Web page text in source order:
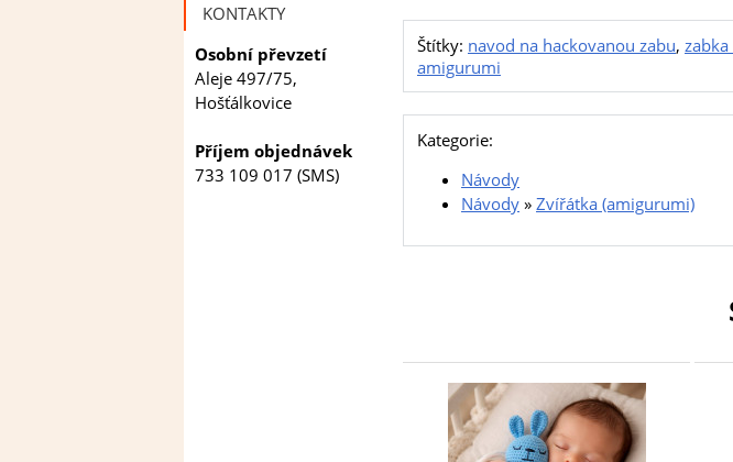
KONTAKTY
Osobní převzetí
Aleje 497/75,
Hošťálkovice
Příjem objednávek
733 109 017 (SMS)
Štítky: navod na hackovanou zabu,
amigurumi
Kategorie:
Návody
Návody » Zvířátka (amigurumi)